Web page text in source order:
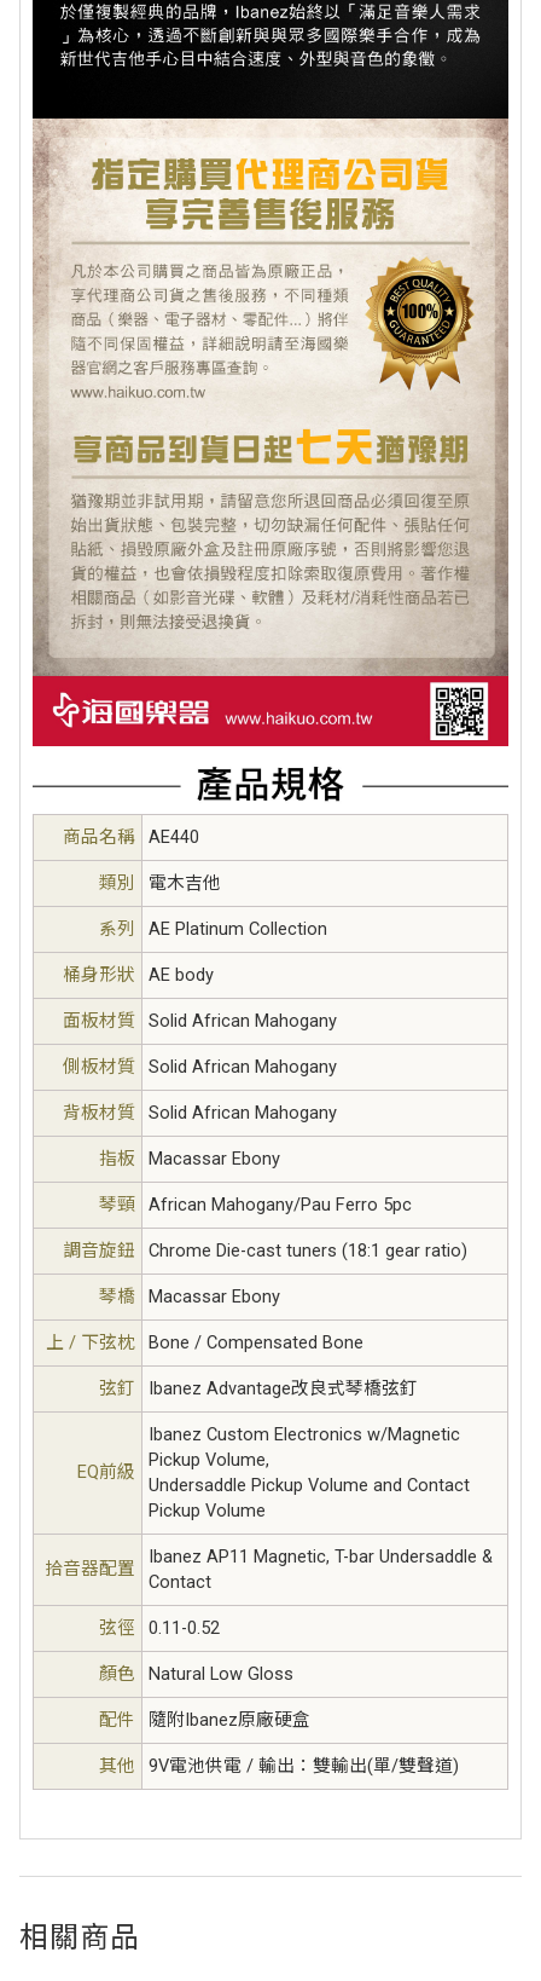
商品名稱 AE440
類別 電木吉他
系列 AE Platinum Collection
桶身形狀 AE body
面板材質 Solid African Mahogany
側板材質 Solid African Mahogany
背板材質 Solid African Mahogany
指板 Macassar Ebony
琴頸 African Mahogany/Pau Ferro 5pc
調音旋鈕 Chrome Die-cast tuners (18:1 gear ratio)
琴橋 Macassar Ebony
上 / 下弦枕 Bone / Compensated Bone
弦釘 Ibanez Advantage改良式琴橋弦釘
EQ前級
Ibanez Custom Electronics w/Magnetic
Pickup Volume,
Undersaddle Pickup Volume and Contact
Pickup Volume
拾音器配置
Ibanez AP11 Magnetic, T-bar Undersaddle &
Contact
弦徑 0.11-0.52
顏色 Natural Low Gloss
配件 隨附Ibanez原廠硬盒
其他 9V電池供電 / 輸出：雙輸出(單/雙聲道)
相關商品